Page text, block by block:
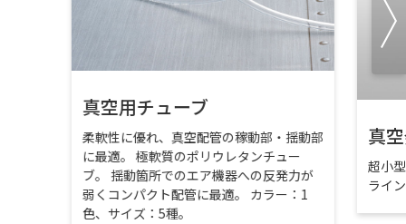
真空用チューブ
柔軟性に優れ、真空配管の稼動部・揺動部
に最適。 極軟質のポリウレタンチュー
ブ。 揺動箇所でのエア機器への反発力が
弱くコンパクト配管に最適。 カラー：1
色、サイズ：5種。
真
超小
ライ